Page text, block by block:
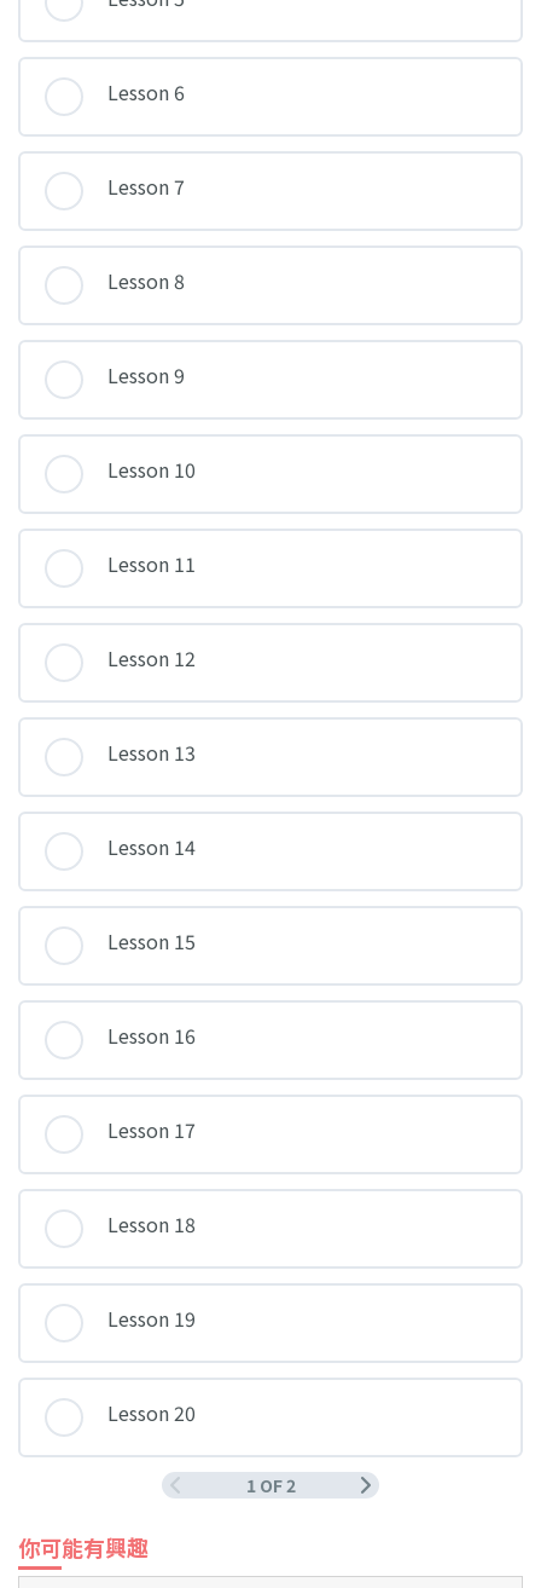
Lesson 6
Lesson 7
Lesson 8
Lesson 9
Lesson 10
Lesson 11
Lesson 12
Lesson 13
Lesson 14
Lesson 15
Lesson 16
Lesson 17
Lesson 18
Lesson 19
Lesson 20
1 OF 2
你可能有興趣